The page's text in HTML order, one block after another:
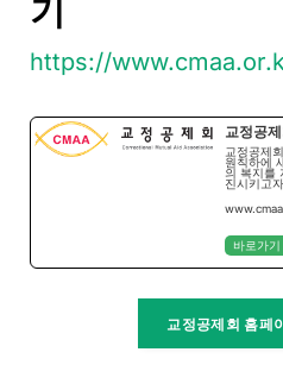
기
https://
교정공
교정공제
원칙하에
의 복지를
진시키고
바로가기
교정공제회 홈페